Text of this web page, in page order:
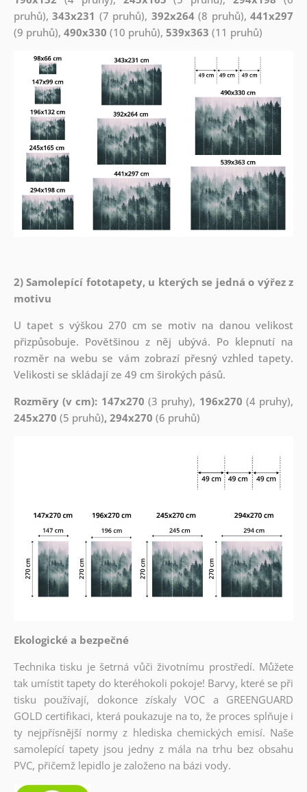
pruhů),343x231 (7 pruhů), 392x264(8 pruhů),441x297
(9 pruhů), 490x330 (10 pruhů), 539x363 (11 pruhů)
2) Samolepící fototapety, u kterých se jedná o výřez z
motivu
U tapet s výškou 270 cm se motiv na danou velikost
přizpůsobuje. Povětšinou z něj ubývá. Po klepnutí na
rozměr na webu se vám zobrazí přesný vzhled tapety.
Velikosti se skládají ze 49 cm širokých pásů.
Rozměry (v cm): 147x270 (3 pruhy), 196x270 (4 pruhy),
245x270 (5 pruhů), 294x270 (6 pruhů)
Ekologické a bezpečné
Technika tisku je šetrná vůči životnímu prostředí. Můžete
tak umístit tapety do kteréhokoli pokoje! Barvy, které se při
tisku používají, dokonce získaly VOC a GREENGUARD
GOLD certifikaci, která poukazuje na to, že proces splňuje i
ty nejpřísnější normy z hlediska chemických emisí. Naše
samolepící tapety jsou jedny z mála na trhu bez obsahu
PVC, přičemž lepidlo je založeno na bázi vody.